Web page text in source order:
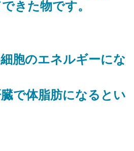
きた物です。
胞のエネルギーにな
で体脂肪になるとい